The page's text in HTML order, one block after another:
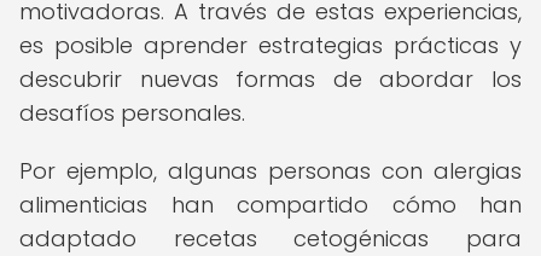
motivadoras. A través de estas experiencias,
es posible aprender estrategias prácticas y
descubrir nuevas formas de abordar los
desafíos personales.
Por ejemplo, algunas personas con alergias
alimenticias han compartido cómo han
adaptado recetas cetogénicas para